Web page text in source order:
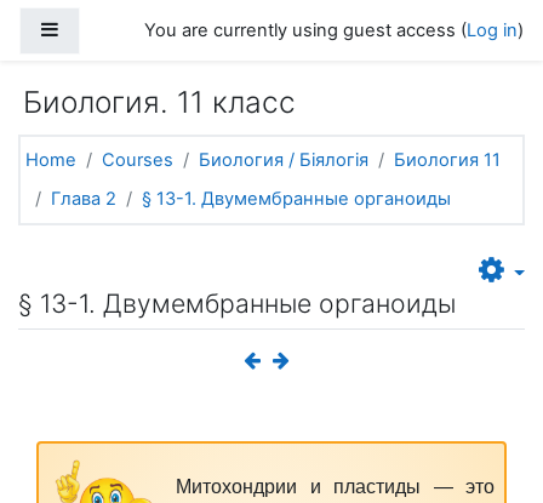
Side panelYou are currently using guest access (Log in)
Биология. 11 класс
Home Courses Биология / Біялогія
Биология 11
Глава 2
§ 13-1. Двумембранные органоиды
§ 13-1. Двумембранные органоиды
Митохондрии и пластиды — это